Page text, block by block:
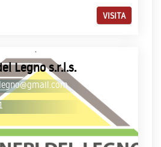
VISITA
Legno s.r.l.s.